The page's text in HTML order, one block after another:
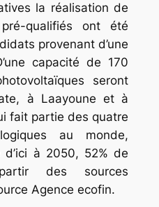
la réalisation de
qualifiés ont été
provenant d’une
capacité de 170
seront
à Laayoune et à
fait partie des quatre
au monde,
à 2050, 52% de
des sources
Agence ecofin.